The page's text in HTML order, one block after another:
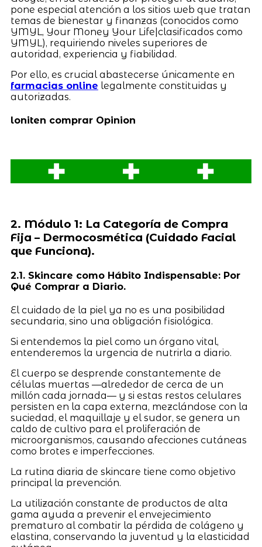
pone especial atención a los sitios web que tratan
temas de bienestar y finanzas (conocidos como
YMYL, Your Money Your Life|clasificados como
YMYL), requiriendo niveles superiores de
autoridad, experiencia y fiabilidad.
Por ello, es crucial abastecerse únicamente en
farmacias online legalmente constituidas y
autorizadas.
loniten comprar Opinion
2. Módulo 1: La Categoría de Compra
Fija – Dermocosmética (Cuidado Facial
que Funciona).
2.1. Skincare como Hábito Indispensable: Por
Qué Comprar a Diario.
El cuidado de la piel ya no es una posibilidad
secundaria, sino una obligación fisiológica.
Si entendemos la piel como un órgano vital,
entenderemos la urgencia de nutrirla a diario.
El cuerpo se desprende constantemente de
células muertas —alrededor de cerca de un
millón cada jornada— y si estas restos celulares
persisten en la capa externa, mezclándose con la
suciedad, el maquillaje y el sudor, se genera un
caldo de cultivo para el proliferación de
microorganismos, causando afecciones cutáneas
como brotes e imperfecciones.
La rutina diaria de skincare tiene como objetivo
principal la prevención.
La utilización constante de productos de alta
gama ayuda a prevenir el envejecimiento
prematuro al combatir la pérdida de colágeno y
elastina, conservando la juventud y la elasticidad